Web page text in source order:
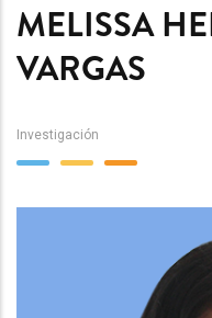
MELISSA
VARGAS
Investigación